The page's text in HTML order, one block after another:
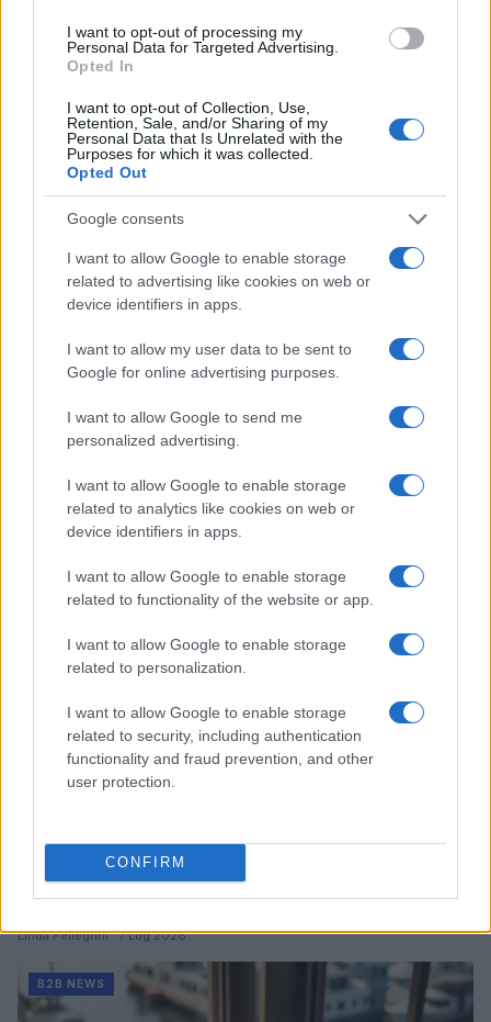
I want to opt-out of processing my
Personal Data for Targeted Advertising.
Opted In
I want to opt-out of Collection, Use,
Retention, Sale, and/or Sharing of my
Personal Data that Is Unrelated with the
Purposes for which it was collected.
Opted Out
Google consents
I want to allow Google to enable storage
related to advertising like cookies on web or
device identifiers in apps.
I want to allow my user data to be sent to
Google for online advertising purposes.
I want to allow Google to send me
personalized advertising.
I want to allow Google to enable storage
related to analytics like cookies on web or
device identifiers in apps.
I want to allow Google to enable storage
related to functionality of the website or app.
I want to allow Google to enable storage
related to personalization.
I want to allow Google to enable storage
related to security, including authentication
functionality and fraud prevention, and other
user protection.
CONFIRM
Continua a leggere
B2B NEWS
Ripensare le tecnologie umanitarie oltre i criteri dei
donatori
Martina Marchesi · 10 Lug 2026
B2B NEWS
Acquisizione Fincantieri-WSense: i fondatori restano
Linda Pellegrini · 7 Lug 2026
B2B NEWS